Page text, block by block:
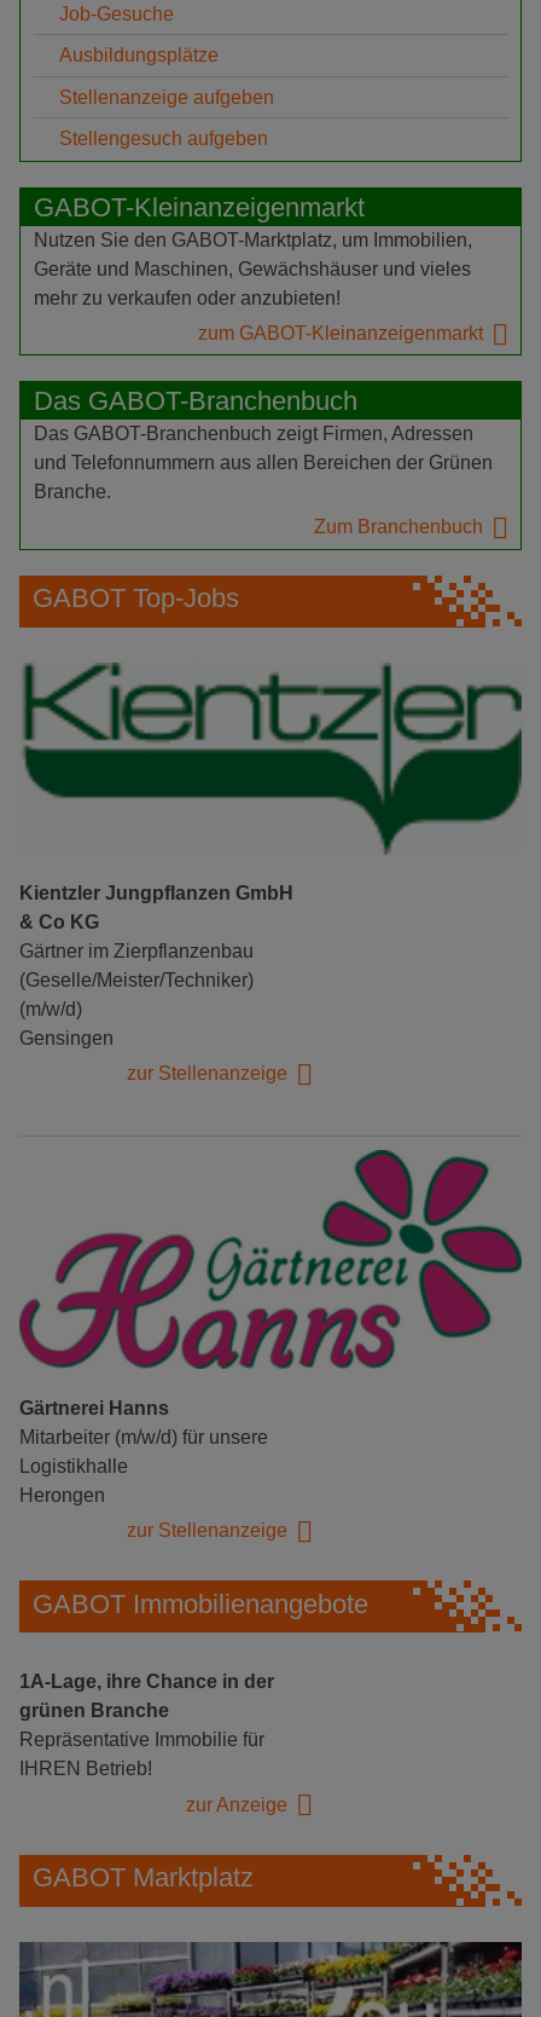
Job-Gesuche
Ausbildungsplätze
Stellenanzeige aufgeben
Stellengesuch aufgeben
GABOT-Kleinanzeigenmarkt
Nutzen Sie den GABOT-Marktplatz, um Immobilien,
Geräte und Maschinen, Gewächshäuser und vieles
mehr zu verkaufen oder anzubieten!
zum GABOT-Kleinanzeigenmarkt
Das GABOT-Branchenbuch
Das GABOT-Branchenbuch zeigt Firmen, Adressen
und Telefonnummern aus allen Bereichen der Grünen
Branche.
Zum Branchenbuch
GABOT Top-Jobs
Kientzler Jungpflanzen GmbH
& Co KG
Gärtner im Zierpflanzenbau
(Geselle/Meister/Techniker)
(m/w/d)
Gensingen
zur Stellenanzeige
Gärtnerei Hanns
Mitarbeiter (m/w/d) für unsere
Logistikhalle
Herongen
zur Stellenanzeige
GABOT Immobilienangebote
1A-Lage, ihre Chance in der
grünen Branche
Repräsentative Immobilie für
IHREN Betrieb!
zur Anzeige
GABOT Marktplatz